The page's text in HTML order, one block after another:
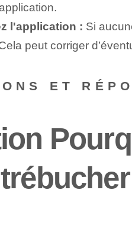
l'application : Si
peut corriger
ET